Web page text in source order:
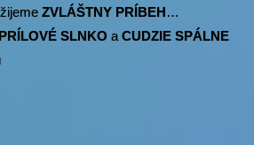
ZVLÁŠTNY PRÍBEH…
SLNKO a CUDZIE SPÁLNE